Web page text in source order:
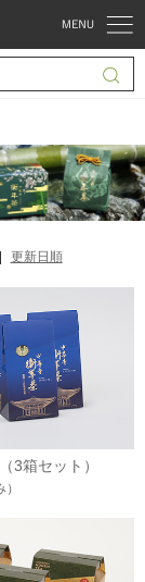
更新日順
箱セット）